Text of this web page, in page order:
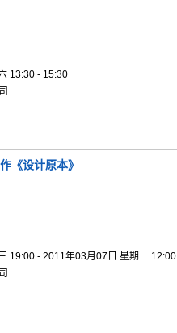
13:30 - 15:30
《设计原本》
19:00 - 2011年03月07日 星期一 12:00